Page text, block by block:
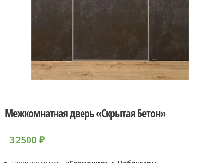
Межкомнатная дверь «Скрытая Бетон»
32500 ₽